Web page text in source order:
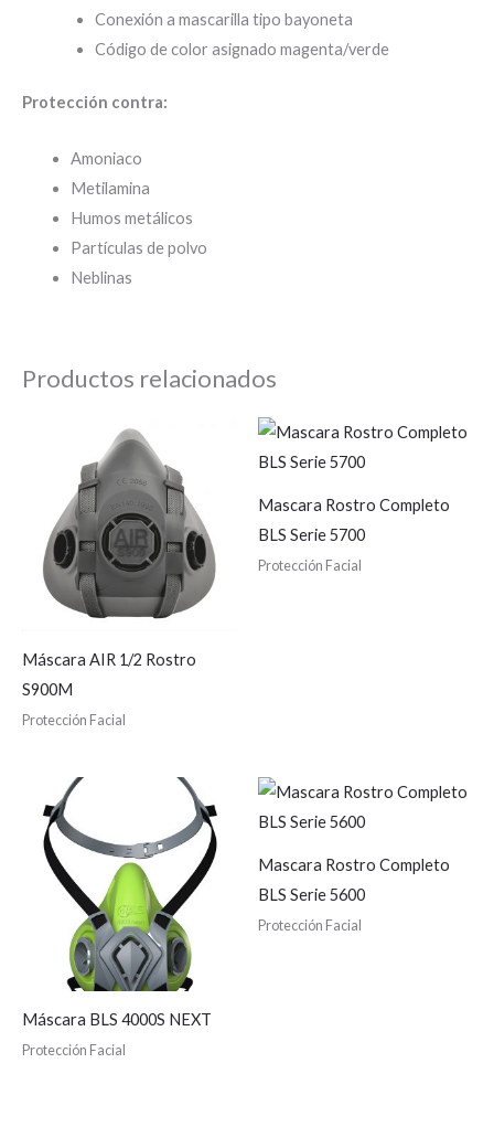
Conexión a mascarilla tipo bayoneta
Código de color asignado magenta/verde
Protección contra:
Amoniaco
Metilamina
Humos metálicos
Partículas de polvo
Neblinas
Productos relacionados
Máscara AIR 1/2 Rostro
S900M
Protección Facial
Mascara Rostro Completo
BLS Serie 5700
Protección Facial
Máscara BLS 4000S NEXT
Protección Facial
Mascara Rostro Completo
BLS Serie 5600
Protección Facial